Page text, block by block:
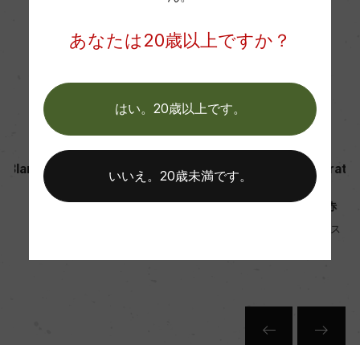
SAS Despagne
デスパーニュ
Chateau Mont Perat Blan
シャトー・モン・ペラ 白
デスパーニュ
Chateau Mont Perat Rou
シャトー・モン・ペラ 赤
あなたは20歳以上ですか？
はい。20歳以上です。
いいえ。20歳未満です。